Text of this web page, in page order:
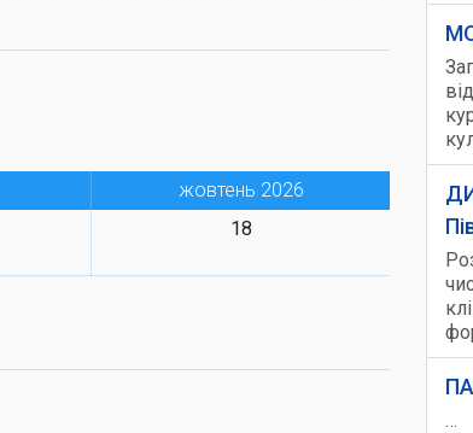
жовтень 2026
18
…